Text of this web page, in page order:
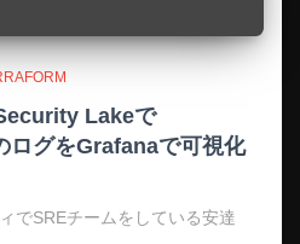
Lakeで
ログをGrafanaで可視化
でSREチームをしている安達